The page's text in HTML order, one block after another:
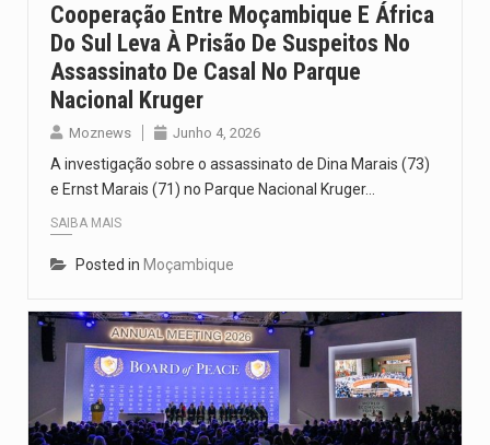
Cooperação Entre Moçambique E África
Do Sul Leva À Prisão De Suspeitos No
Assassinato De Casal No Parque
Nacional Kruger
Moznews Junho 4, 2026
A investigação sobre o assassinato de Dina Marais (73)
e Ernst Marais (71) no Parque Nacional Kruger…
SAIBA MAIS
Posted in Moçambique